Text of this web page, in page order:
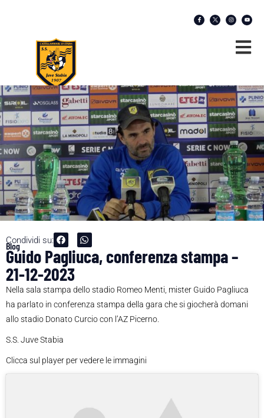
Condividi su:
Blog
Guido Pagliuca, conferenza stampa –
21-12-2023
Nella sala stampa dello stadio Romeo Menti, mister Guido Pagliuca
ha parlato in conferenza stampa della gara che si giocherà domani
allo stadio Donato Curcio con l’AZ Picerno.
S.S. Juve Stabia
Clicca sul player per vedere le immagini